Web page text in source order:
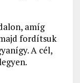
amíg
fordítsuk
A cél,